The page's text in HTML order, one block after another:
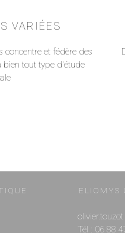
VARIÉES
concentre et fédère des
bien tout type d'étude
ELIOMYS
Tél : 06 88